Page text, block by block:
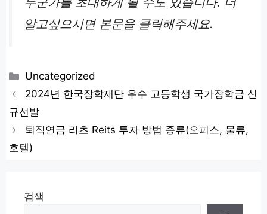
알고싶으시면 본문을 클릭해주세요.
카
테
리
Uncategorized
2024년 한국장학재단 우수 고등학생 국가장학금 신
규선발
퇴직연금 리츠 Reits 투자 방법 종류(오피스, 물류,
호텔)
검색